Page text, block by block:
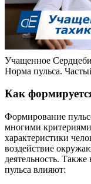
Учащенное
Норма пульса.
Как
Формирование
многими
характеристики
воздействие
деятельность.
пульса влияют: